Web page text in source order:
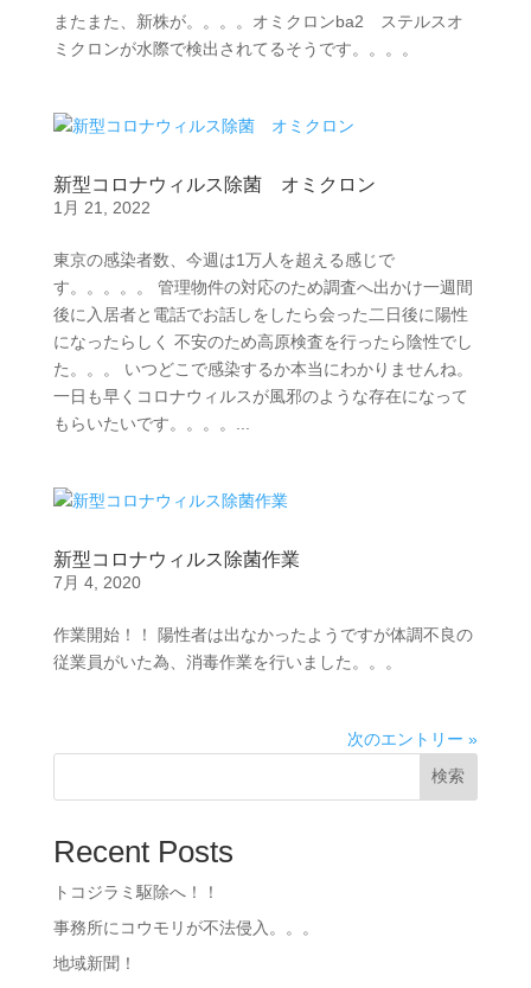
またまた、新株が。。。。オミクロンba2 ステルスオ
ミクロンが水際で検出されてるそうです。。。。
新型コロナウィルス除菌 オミクロン
1月 21, 2022
東京の感染者数、今週は1万人を超える感じで
す。。。。。 管理物件の対応のため調査へ出かけ一週間
後に入居者と電話でお話しをしたら会った二日後に陽性
になったらしく 不安のため高原検査を行ったら陰性でし
た。。。 いつどこで感染するか本当にわかりませんね。
一日も早くコロナウィルスが風邪のような存在になって
もらいたいです。。。。...
新型コロナウィルス除菌作業
7月 4, 2020
作業開始！！ 陽性者は出なかったようですが体調不良の
従業員がいた為、消毒作業を行いました。。。
次のエントリー »
検索
Recent Posts
トコジラミ駆除へ！！
事務所にコウモリが不法侵入。。。
地域新聞！